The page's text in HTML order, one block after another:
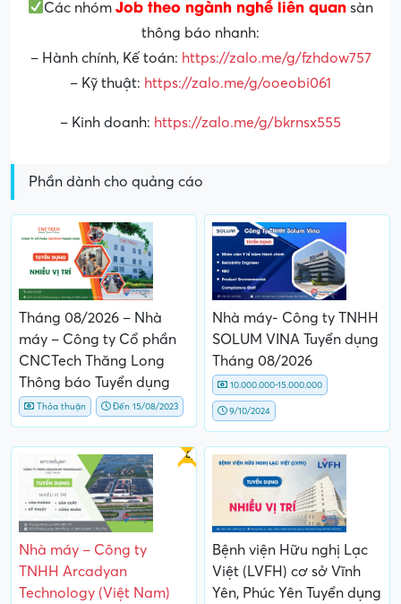
Các nhómJob theo ngành nghề liên quan sàn
thông báo nhanh:
– Hành chính, Kế toán: https://zalo.me/g/fzhdow757
– Kỹ thuật: https://zalo.me/g/ooeobi061
– Kinh doanh: https://zalo.me/g/bkrnsx555
Phần dành cho quảng cáo
Tháng 08/2026 – Nhà
máy – Công ty Cổ phần
CNCTech Thăng Long
Thông báo Tuyển dụng
Thỏa thuận Đến 15/08/2023
Nhà máy- Công ty TNHH
SOLUM VINA Tuyển dụng
Tháng 08/2026
10.000.000-15.000.000
9/10/2024
Gấp
Nhà máy – Công ty
TNHH Arcadyan
Technology (Việt Nam)
Bệnh viện Hữu nghị Lạc
Việt (LVFH) cơ sở Vĩnh
Yên, Phúc Yên Tuyển dụng